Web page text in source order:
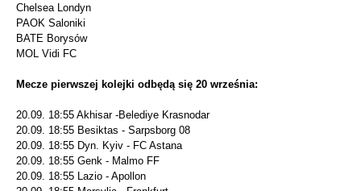
Chelsea Londyn
PAOK Saloniki
BATE Borysów
MOL Vidi FC
Mecze pierwszej kolejki odbędą się 20 września:
20.09. 18:55 Akhisar -Belediye Krasnodar
20.09. 18:55 Besiktas - Sarpsborg 08
20.09. 18:55 Dyn. Kyiv - FC Astana
20.09. 18:55 Genk - Malmo FF
20.09. 18:55 Lazio - Apollon